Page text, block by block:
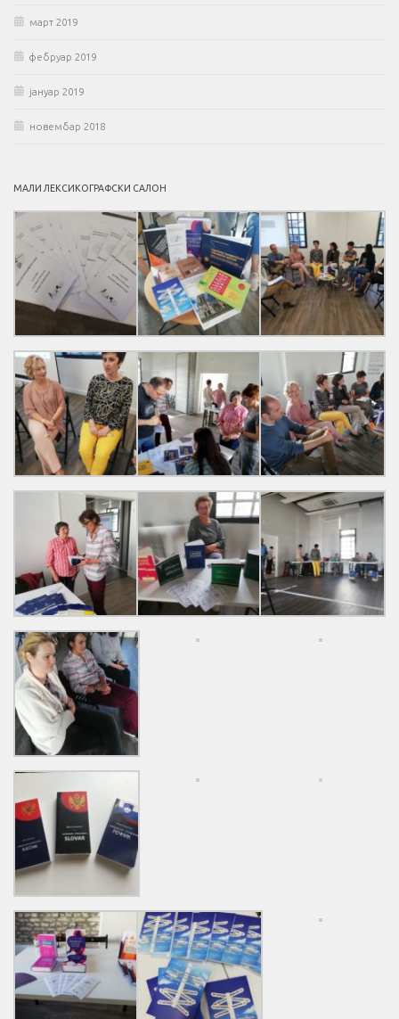
март 2019
фебруар 2019
јануар 2019
новембар 2018
МАЛИ ЛЕКСИКОГРАФСКИ САЛОН